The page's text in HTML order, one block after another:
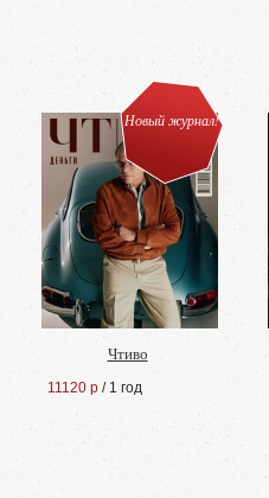
Новый журнал!
Чтиво
11120 р / 1 год